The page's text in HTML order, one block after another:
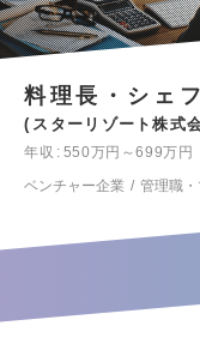
料理長・シェ
スターリゾート株式
年収
550万円～699万円
ベンチャー企業
管理職